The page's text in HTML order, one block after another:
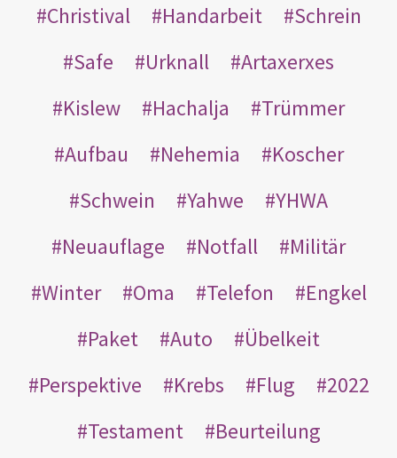
Christival Handarbeit
Schrein
Safe
Urknall
Artaxerxes
Kislew
Hachalja
Trümmer
Aufbau
Nehemia
Koscher
Schwein
Yahwe
YHWA
Neuauflage
Notfall
Militär
Winter
Oma Telefon
Engkel
Paket
Auto
Übelkeit
Perspektive
Krebs Flug
2022
Testament
Beurteilung